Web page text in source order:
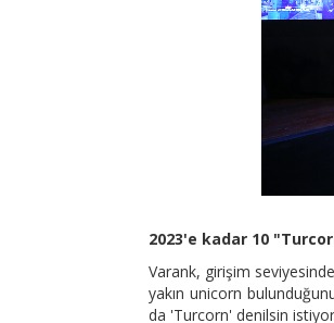
2023'e kadar 10
Varank, girişim
yakın unicorn
da 'Turcorn' denilsin